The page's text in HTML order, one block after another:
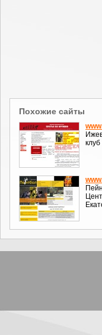
Похожие сайты